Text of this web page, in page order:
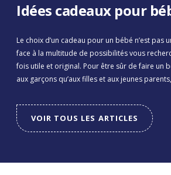
Idées cadeaux pour
Le choix d’un cadeau pour un bébé n’est pas
face à la multitude de possibilités vous
fois utile et original. Pour être sûr de faire un
aux garçons qu’aux filles et aux jeunes
VOIR TOUS LES ARTICLES